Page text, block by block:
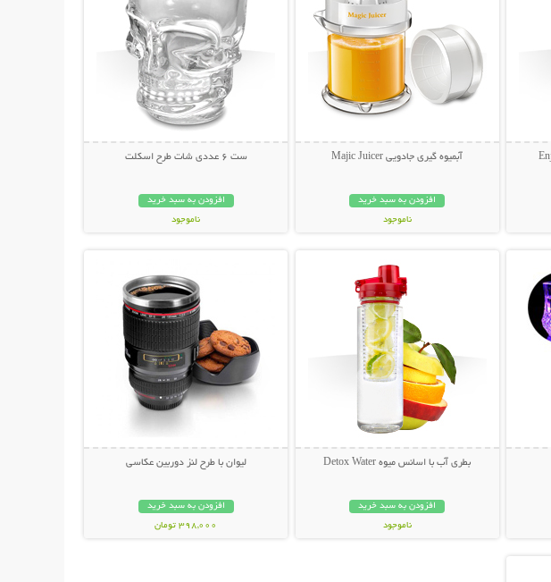
آبمیوه گیری جادویی Majic Juicer
افزودن به سبد خرید
ناموجود
ست 6 عددی شات طرح اسکلت
افزودن به سبد خرید
ناموجود
بطری آب با اسانس میوه Detox Water
افزودن به سبد خرید
ناموجود
لیوان با طرح لنز دوربین عکاسی
افزودن به سبد خرید
398,000 تومان